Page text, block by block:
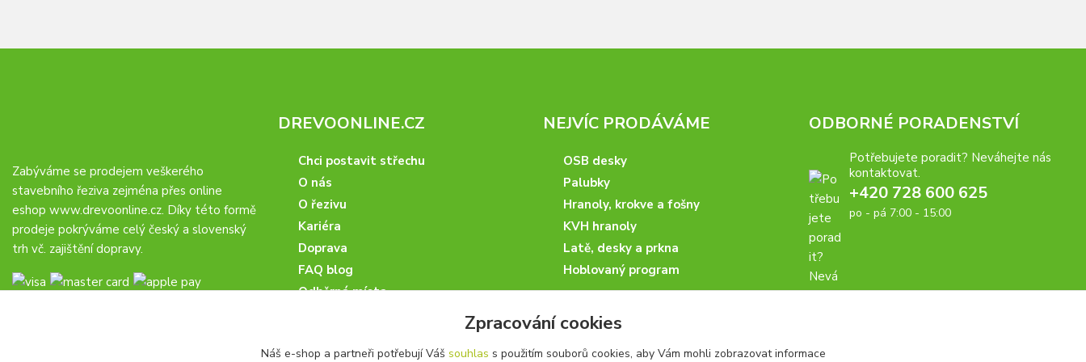
Zabýváme se prodejem veškerého
stavebního řeziva zejména přes online
eshop www.drevoonline.cz. Díky této formě
prodeje pokrýváme celý český a slovenský
trh vč. zajištění dopravy.
DREVOONLINE.CZ
Chci postavit střechu
O nás
O řezivu
Kariéra
Doprava
FAQ blog
Odběrná místa
Obchodní partneři
NEJVÍC PRODÁVÁME
OSB desky
Palubky
Hranoly, krokve a fošny
KVH hranoly
Latě, desky a prkna
Hoblovaný program
ODBORNÉ PORADENSTVÍ
Potřebujete poradit? Neváhejte nás
kontaktovat.
+420 728 600 625
po - pá 7:00 - 15:00
Zpracování cookies
Náš e-shop a partneři potřebují Váš souhlas s použitím souborů cookies, aby Vám mohli zobrazovat informace